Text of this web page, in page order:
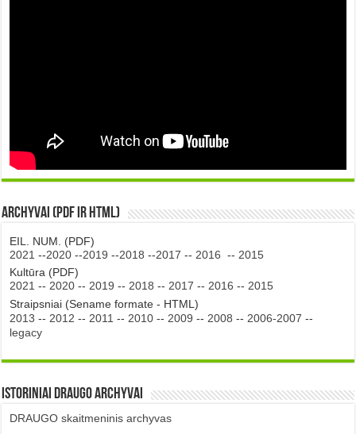
Archyvai (PDF ir HTML)
EIL. NUM. (PDF)
2021 --2020 --2019 --2018 --2017 -- 2016 -- 2015
Kultūra (PDF)
2021 -- 2020 -- 2019 -- 2018 -- 2017 -- 2016 -- 2015
Straipsniai (Sename formate - HTML)
2013 -- 2012 -- 2011 -- 2010 -- 2009 -- 2008 -- 2006-2007 --
legacy
Istoriniai DRAUGO Archyvai
DRAUGO skaitmeninis archyvas